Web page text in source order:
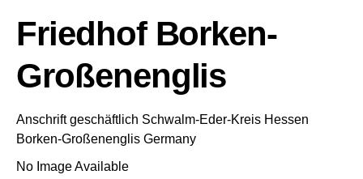
Friedhof Borken-
Großenenglis
Anschrift geschäftlich Schwalm-Eder-Kreis Hessen
Borken-Großenenglis Germany
No Image Available